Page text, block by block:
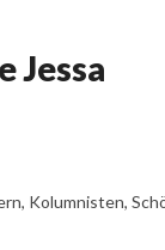
Jessa
Kolumnisten,